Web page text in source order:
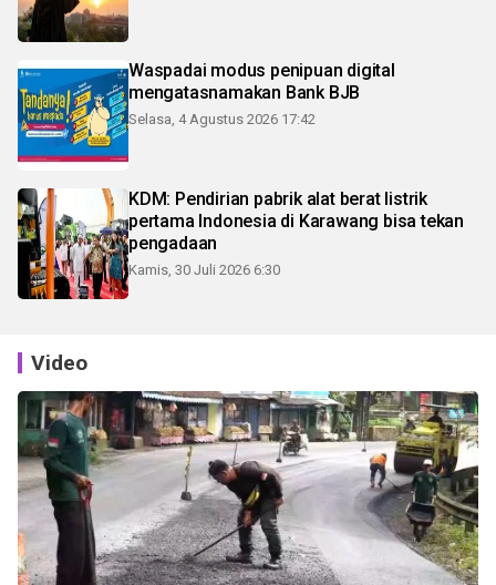
Waspadai modus penipuan digital
mengatasnamakan Bank BJB
Selasa, 4 Agustus 2026 17:42
KDM: Pendirian pabrik alat berat listrik
pertama Indonesia di Karawang bisa tekan
pengadaan
Kamis, 30 Juli 2026 6:30
Video